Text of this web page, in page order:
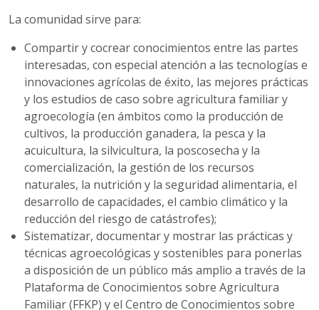
La comunidad sirve para:
Compartir y cocrear conocimientos entre las partes
interesadas, con especial atención a las tecnologías e
innovaciones agrícolas de éxito, las mejores prácticas
y los estudios de caso sobre agricultura familiar y
agroecología (en ámbitos como la producción de
cultivos, la producción ganadera, la pesca y la
acuicultura, la silvicultura, la poscosecha y la
comercialización, la gestión de los recursos
naturales, la nutrición y la seguridad alimentaria, el
desarrollo de capacidades, el cambio climático y la
reducción del riesgo de catástrofes);
Sistematizar, documentar y mostrar las prácticas y
técnicas agroecológicas y sostenibles para ponerlas
a disposición de un público más amplio a través de la
Plataforma de Conocimientos sobre Agricultura
Familiar (FFKP) y el Centro de Conocimientos sobre